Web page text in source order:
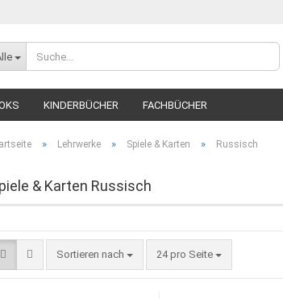
KINDERBÜCHER FACHBÜCHER
» Lehrwerke » Spiele & Karten » Russisch
& Karten Russisch
Sortieren nach 24 pro Seite